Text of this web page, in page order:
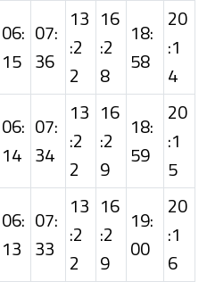
06:
15
07:
36
13
:2
2
16
:2
8
18:
58
20
:1
4
06:
14
07:
34
13
:2
2
16
:2
9
18:
59
20
:1
5
06:
13
07:
33
13
:2
2
16
:2
9
19:
00
20
:1
6